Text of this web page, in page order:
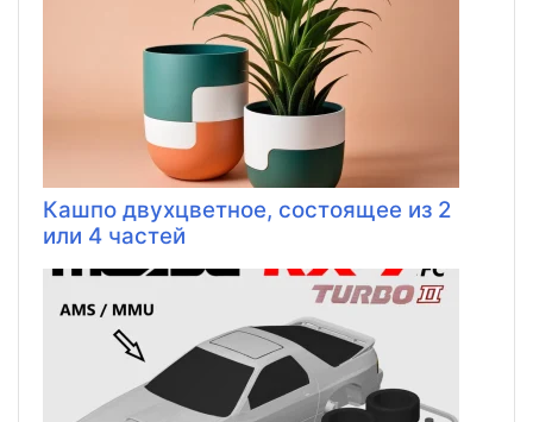
Кашпо двухцветное, состоящее из 2
или 4 частей